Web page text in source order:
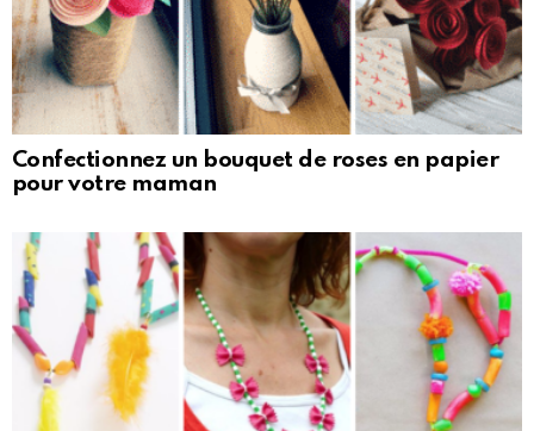
Confectionnez un bouquet de roses en papier
pour votre maman